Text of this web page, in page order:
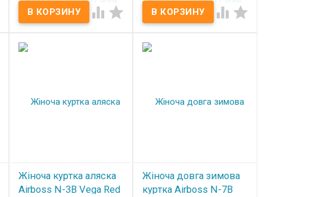
Под заказ   Под заказ  
Жіноча куртка аляска
Airboss N-3B Vega Red
Жіноча довга зимова
куртка Airboss N-7B